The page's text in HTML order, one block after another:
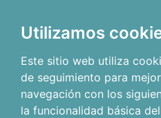
Utilizamos
Este sitio web utiliza
de seguimiento para
navegación con los
la funcionalidad básica